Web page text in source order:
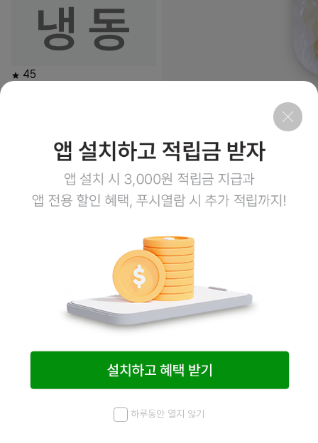
45
13
행사 닭양쌈 1kg
양배추볼 33g*30ea
12,150원 13,500
하루동안 열지 않기